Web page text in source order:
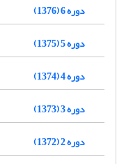
دوره 6 (1376)
دوره 5 (1375)
دوره 4 (1374)
دوره 3 (1373)
دوره 2 (1372)